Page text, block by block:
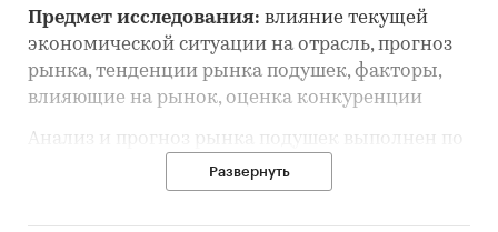
Предмет исследования: влияние текущей
экономической ситуации на отрасль, прогноз
рынка, тенденции рынка подушек, факторы,
влияющие на рынок, оценка конкуренции
Анализ и прогноз рынка подушек выполнен по
рынку в целом, без выделения его сегментов
или изучения отдельных его сегментов.
Развернуть